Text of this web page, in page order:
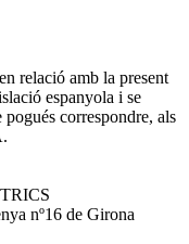
relació amb la present
espanyola i se
correspondre, als
nº16 de Girona